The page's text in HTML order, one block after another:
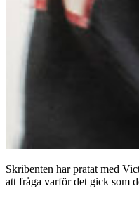
Skribenten har pratat med
att fråga varför det gick som